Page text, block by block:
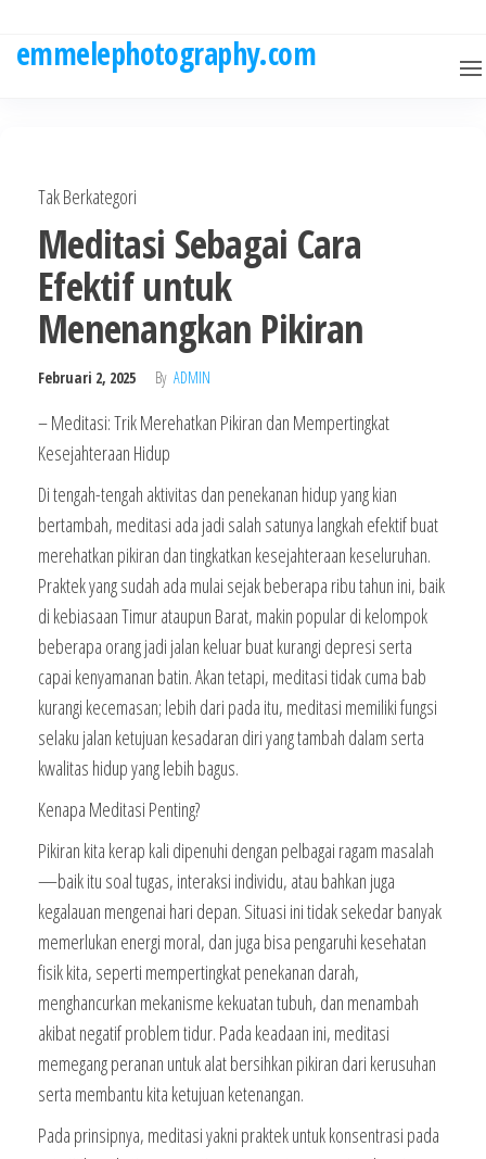
emmelephotography.com
Tak Berkategori
Meditasi Sebagai Cara
Efektif untuk
Menenangkan Pikiran
Februari 2, 2025 By ADMIN
– Meditasi: Trik Merehatkan Pikiran dan Mempertingkat
Kesejahteraan Hidup
Di tengah-tengah aktivitas dan penekanan hidup yang kian
bertambah, meditasi ada jadi salah satunya langkah efektif buat
merehatkan pikiran dan tingkatkan kesejahteraan keseluruhan.
Praktek yang sudah ada mulai sejak beberapa ribu tahun ini, baik
di kebiasaan Timur ataupun Barat, makin popular di kelompok
beberapa orang jadi jalan keluar buat kurangi depresi serta
capai kenyamanan batin. Akan tetapi, meditasi tidak cuma bab
kurangi kecemasan; lebih dari pada itu, meditasi memiliki fungsi
selaku jalan ketujuan kesadaran diri yang tambah dalam serta
kwalitas hidup yang lebih bagus.
Kenapa Meditasi Penting?
Pikiran kita kerap kali dipenuhi dengan pelbagai ragam masalah
—baik itu soal tugas, interaksi individu, atau bahkan juga
kegalauan mengenai hari depan. Situasi ini tidak sekedar banyak
memerlukan energi moral, dan juga bisa pengaruhi kesehatan
fisik kita, seperti mempertingkat penekanan darah,
menghancurkan mekanisme kekuatan tubuh, dan menambah
akibat negatif problem tidur. Pada keadaan ini, meditasi
memegang peranan untuk alat bersihkan pikiran dari kerusuhan
serta membantu kita ketujuan ketenangan.
Pada prinsipnya, meditasi yakni praktek untuk konsentrasi pada